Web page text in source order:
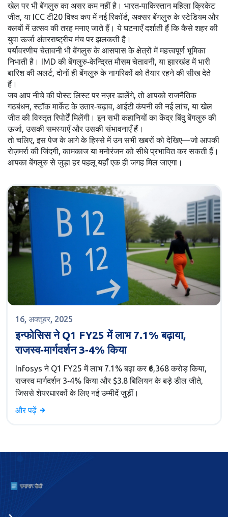
खेल पर भी बेंगलुरु का असर कम नहीं है। भारत‑पाकिस्तान महिला क्रिकेट
जीत, या ICC टी20 विश्व कप में नई रिकॉर्ड, अक्सर बेंगलुरु के स्टेडियम और
क्लबों में उत्सव की तरह मनाए जाते हैं। ये घटनाएँ दर्शाती हैं कि कैसे शहर की
युवा ऊर्जा अंतरराष्ट्रीय मंच पर झलकती है।
पर्यावरणीय चेतावनी भी बेंगलुरु के आसपास के क्षेत्रों में महत्त्वपूर्ण भूमिका
निभाती है। IMD की बेंगलुरु‑केन्द्रित मौसम चेतावनी, या झारखंड में भारी
बारिश की अलर्ट, दोनों ही बेंगलुरु के नागरिकों को तैयार रहने की सीख देते
हैं।
जब आप नीचे की पोस्ट लिस्ट पर नज़र डालेंगे, तो आपको राजनैतिक
गठबंधन, स्टॉक मार्केट के उतार‑चढ़ाव, आईटी कंपनी की नई लांच, या खेल
जीत की विस्तृत रिपोर्टें मिलेंगी। इन सभी कहानियों का केंद्र बिंदु बेंगलुरु की
ऊर्जा, उसकी समस्याएँ और उसकी संभावनाएँ हैं।
तो चलिए, इस पेज के आगे के हिस्से में उन सभी खबरों को देखिए—जो आपकी
रोज़मर्रा की जिंदगी, कामकाज या मनोरंजन को सीधे प्रभावित कर सकती हैं।
आपका बेंगलुरु से जुड़ा हर पहलू यहाँ एक ही जगह मिल जाएगा।
16, अक्तूबर, 2025
इन्फोसिस ने Q1 FY25 में लाभ 7.1% बढ़ाया,
राजस्व‑मार्गदर्शन 3‑4% किया
Infosys ने Q1 FY25 में लाभ 7.1% बढ़ा कर ₹6,368 करोड़ किया,
राजस्व मार्गदर्शन 3‑4% किया और $3.8 बिलियन के बड़े डील जीते,
जिससे शेयरधारकों के लिए नई उम्मीदें जुड़ीं।
और पढ़ें